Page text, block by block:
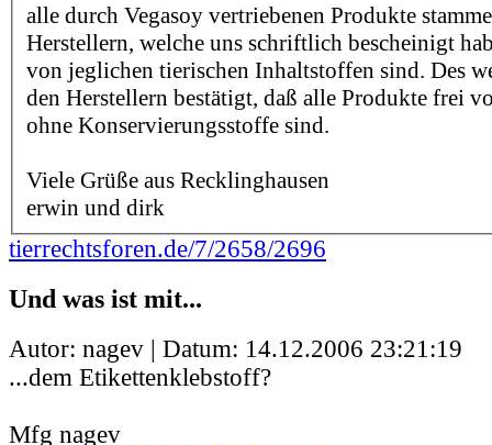
alle durch Vegasoy vertriebenen Produkte
Herstellern, welche uns schriftlich bescheinigt
von jeglichen tierischen Inhaltstoffen sind. Des
den Herstellern bestätigt, daß alle Produkte frei
ohne Konservierungsstoffe sind.
Viele Grüße aus Recklinghausen
erwin und dirk
tierrechtsforen.de/7/2658/2696
Und was ist mit...
Autor: nagev | Datum: 14.12.2006 23:21:19
...dem Etikettenklebstoff?
Mfg nagev